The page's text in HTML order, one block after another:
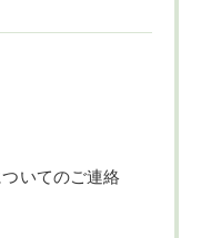
いてのご連絡